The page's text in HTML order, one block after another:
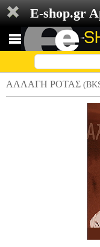
E-shop.gr
ΑΛΛΑΓΗ ΡΟΤΑΣ